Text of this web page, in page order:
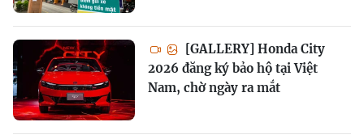
[GALLERY] Honda City
2026 đăng ký bảo hộ tại Việt
Nam, chờ ngày ra mắt